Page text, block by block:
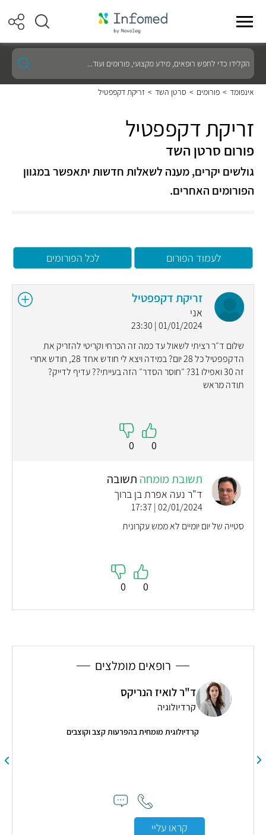
הקלידו
כדי
לחפש
רופאים,
מידע
ועוד...
אינפומד > פורומים > סרטן השד > זריקת דקפפטיל
זריקת דקפפטיל
פורום סרטן השד
גולשים יקרים, מענה לשאלות חדשות יתאפשר במגוון
הפורומים האחרים.
לעמוד הפורום לכל הפורומים
זריקת דקפפטיל
אני
01/01/2024 | 23:30
שלום ד״ר רציתי לשאול עד כמה זה הכרחי וקריטי להזריק את
הדקפפטיל כל 28 יום? במידה ויצא לי חודש אחד 28, חודש אחרי
זה 30 ואפילו 31? ״חוסר הסדר״ הזה בעייתי?? עדיף לדייק?
תודה מראש
0
0
תשובת מומחה תשובה
ד"ר נעה אפרת בן ברוך
02/01/2024 | 17:37
סטייה של יום יומיים לא ממש עקרונית
0
0
רופאים מומלצים
ד"ר לואיז הנריקס
קרדיולוגיה
קרדיולוגית מומחית בהפרעות קצב וקוצבים
קראו עליי